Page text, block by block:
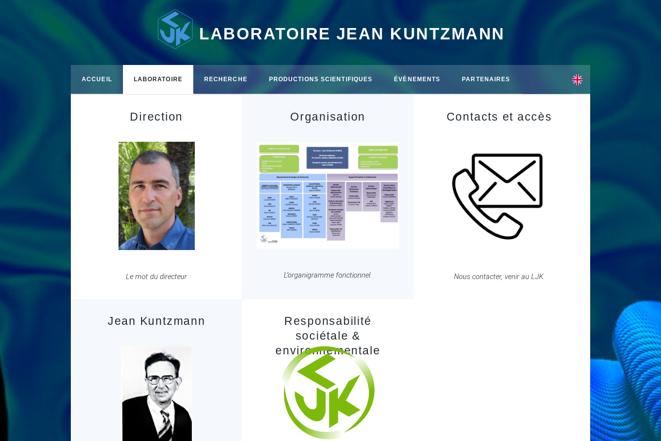
LABORATOIRE JEAN KUNTZMANN
ACCUEIL LABORATOIRE RECHERCHE PRODUCTIONS SCIENTIFIQUES ÉVÈNEMENTS PARTENAIRES
Direction
Le mot du directeur
Organisation
L’organigramme fonctionnel.
Contacts et accès
Nous contacter, venir au LJK.
Jean Kuntzmann
Responsabilité
sociétale &
environnementale